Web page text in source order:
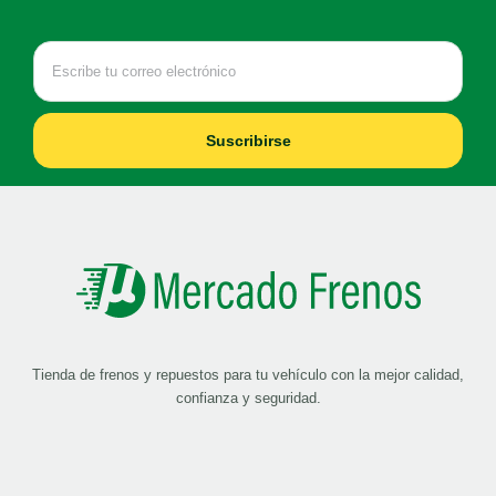
Suscribirse
Tienda de frenos y repuestos para tu vehículo con la mejor calidad,
confianza y seguridad.